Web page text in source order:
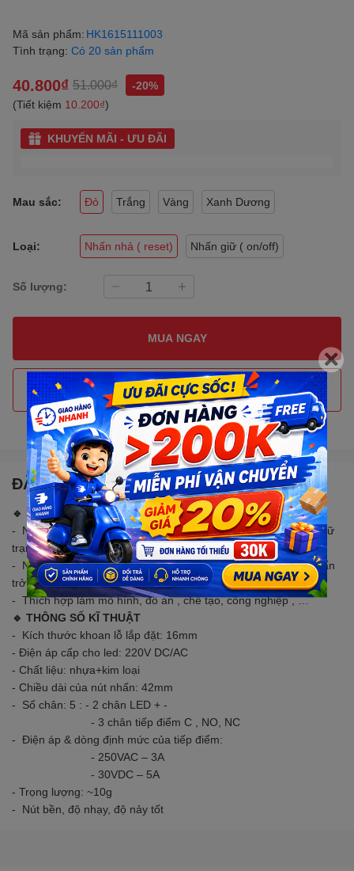
Mã sản phẩm: HK1615111003
Tình trạng: Có 20 sản phẩm
40.800₫ 51.000₫
-20%
(Tiết kiệm 10.200₫)
KHUYẾN MÃI - ƯU ĐÃI
Mau sắc: Đỏ Trắng Vàng Xanh Dương
Loại: Nhấn nhả ( reset) Nhấn giữ ( on/off)
Số lượng:
MUA NGAY
THÊM VÀO GIỎ HÀNG
Gọi đặt mua0907088123(7:30 - 17:00)
ĐẶC ĐIỂM NỔI BẬT
🔹 MÔ TẢ SẢN PHẨM
- Nút nhấn giữ (on / off) khi nhấn xuống và thả tay ra thì vẫn giữ
trạng thái đóng, khi nhấn thêm lần nữa sẽ nhả ra.
- Nút nhấn nhả (reset) khi nhấn xuống và thả tay ra thì nút nhấn
trở lại trạng thái hở ban đầu
- Thích hợp làm mô hình, đồ án , chế tạo, công nghiệp , …
🔹 THÔNG SỐ KĨ THUẬT
- Kích thước khoan lỗ lắp đặt: 16mm
- Điện áp cấp cho led: 220V DC/AC
- Chất liệu: nhựa+kim loại
- Chiều dài của nút nhấn: 42mm
- Số chân: 5 : - 2 chân LED + -
- 3 chân tiếp điểm C , NO, NC
- Điện áp & dòng định mức của tiếp điểm:
- 250VAC – 3A
- 30VDC – 5A
- Trọng lượng: ~10g
- Nút bền, độ nhạy, độ nảy tốt